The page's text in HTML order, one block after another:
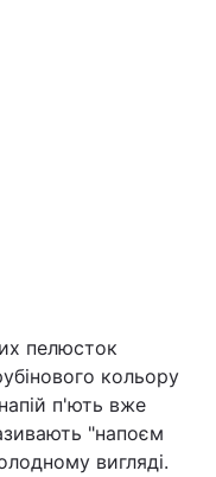
пелюсток
кольору
п'ють вже
"напоєм
вигляді.